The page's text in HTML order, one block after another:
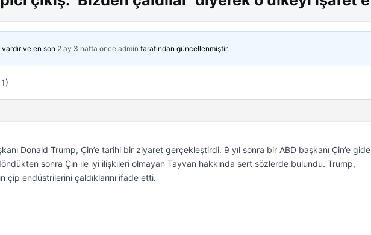
ve en son 2 ay 3 hafta önce admin tarafından güncellenmiştir.
Donald Trump, Çin’e tarihi bir ziyaret gerçekleştirdi. 9 yıl sonra bir ABD başkanı Çin’e
sonra Çin ile iyi ilişkileri olmayan Tayvan hakkında sert sözlerde bulundu. Trump,
çip endüstrilerini çaldıklarını ifade etti.